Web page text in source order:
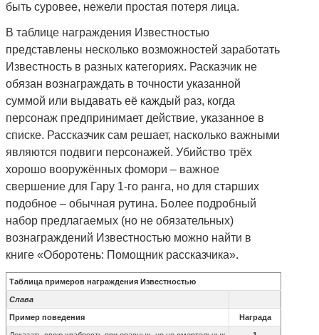
быть суровее, нежели простая потеря лица.
В таблице награждения Известностью
представлены несколько возможностей заработать
Известность в разных категориях. Расказчик не
обязан вознаграждать в точности указанной
суммой или выдавать её каждый раз, когда
персонаж предпринимает действие, указанное в
списке. Рассказчик сам решает, насколько важными
являются подвиги персонажей. Убийство трёх
хорошо вооружённых фомори – важное
свершение для Гару 1-го ранга, но для старших
подобное – обычная рутина. Более подробный
набор предлагаемых (но не обязательных)
вознаграждений Известностью можно найти в
книге «Оборотень: Помощник рассказчика».
Таблица примеров награждения Известностью
Слава
Пример поведения Награда